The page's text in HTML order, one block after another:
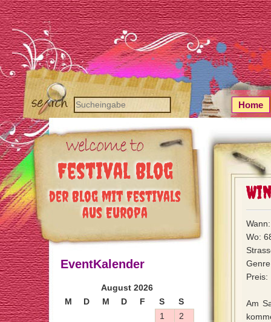
Festival Blog
der Blog mit Festivals
aus Europa
Home
Wo:
Preis:
Am
EventKalender
August 2026
M
D M D F S S
1
2